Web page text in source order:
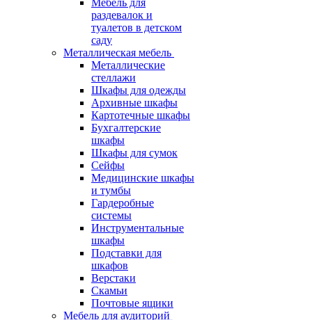
Мебель для
раздевалок и
туалетов в детском
саду
Металлическая мебель
Металлические
стеллажи
Шкафы для одежды
Архивные шкафы
Картотечные шкафы
Бухгалтерские
шкафы
Шкафы для сумок
Сейфы
Медицинские шкафы
и тумбы
Гардеробные
системы
Инструментальные
шкафы
Подставки для
шкафов
Верстаки
Скамьи
Почтовые ящики
Мебель для аудиторий